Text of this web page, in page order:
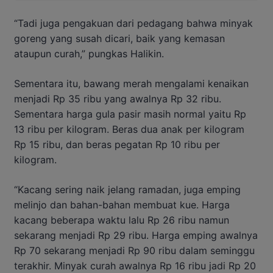
“Tadi juga pengakuan dari pedagang bahwa minyak
goreng yang susah dicari, baik yang kemasan
ataupun curah,” pungkas Halikin.
Sementara itu, bawang merah mengalami kenaikan
menjadi Rp 35 ribu yang awalnya Rp 32 ribu.
Sementara harga gula pasir masih normal yaitu Rp
13 ribu per kilogram. Beras dua anak per kilogram
Rp 15 ribu, dan beras pegatan Rp 10 ribu per
kilogram.
“Kacang sering naik jelang ramadan, juga emping
melinjo dan bahan-bahan membuat kue. Harga
kacang beberapa waktu lalu Rp 26 ribu namun
sekarang menjadi Rp 29 ribu. Harga emping awalnya
Rp 70 sekarang menjadi Rp 90 ribu dalam seminggu
terakhir. Minyak curah awalnya Rp 16 ribu jadi Rp 20